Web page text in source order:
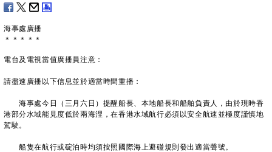
海事處廣播
＊ ＊ ＊ ＊ ＊
電台及電視當值廣播員注意：
請盡速廣播以下信息並於適當時間重播：
海事處今日（三月六日）提醒船長、本地船長和船舶負責人，由於現時香
港部分水域能見度低於兩海浬，在香港水域航行必須以安全航速並極度謹慎地
駕駛。
船隻在航行或碇泊時均須按照國際海上避碰規則發出適當聲號。